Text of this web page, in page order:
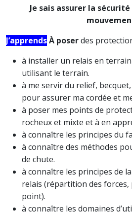
Je sais assurer la
J’apprendsÀ poserdes
à installer un relais en terrain
utilisant le terrain.
à me servir du relief,
pour assurer ma cordée et
à poser mes points de
rocheux et mixte et à en
à connaître les principes du
à connaître des méthodes
de chute.
à connaître les principes de
relais (répartition des forces,
point).
à connaître les domaines